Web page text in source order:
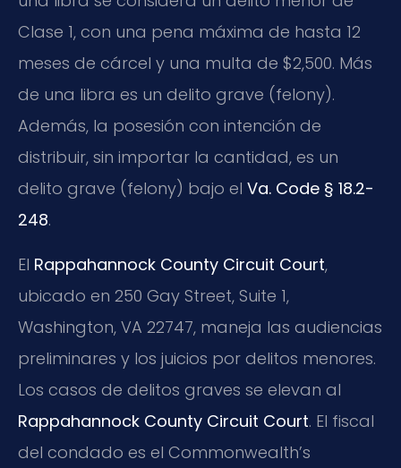
Clase 1, con una pena máxima de hasta 12
meses de cárcel y una multa de $2,500. Más
de una libra es un delito grave (felony).
Además, la posesión con intención de
distribuir, sin importar la cantidad, es un
delito grave (felony) bajo el Va. Code § 18.2-
248.
El Rappahannock County Circuit Court,
ubicado en 250 Gay Street, Suite 1,
Washington, VA 22747, maneja las audiencias
preliminares y los juicios por delitos menores.
Los casos de delitos graves se elevan al
Rappahannock County Circuit Court. El fiscal
del condado es el Commonwealth’s